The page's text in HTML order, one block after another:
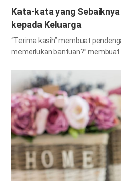
Kata-kata yang
kepada Keluarga
“Terima kasih” membuat
memerlukan bantuan?”
pendengar. “Selamat pagi”
dengan lebih bertenaga. “Apakah
menunjukkan kasih dan
sudah melakukannya dengan
menyemangati pendengar.
membuat kalian semua menjadi
indah!” membuat pendengar tidur
kesalahan kamu” mengurangi
kasih atas kerja kerasmu”
pendengar. “Maafkan saya”